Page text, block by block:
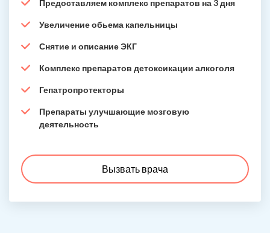
Предоставляем комплекс препаратов на 3 дня
Увеличение обьема капельницы
Снятие и описание ЭКГ
Комплекс препаратов детоксикации алкоголя
Гепатропротекторы
Препараты улучшающие мозговую
деятельность
Вызвать врача